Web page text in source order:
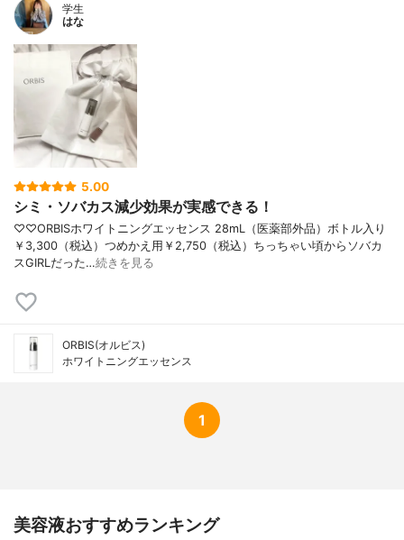
学生
はな
5.00
シミ・ソバカス減少効果が実感できる！
♡♡ORBISホワイトニングエッセンス 28mL（医薬部外品）ボトル入り
￥3,300（税込）つめかえ用￥2,750（税込）ちっちゃい頃からソバカ
スGIRLだった…続きを見る
ORBIS(オルビス)
ホワイトニングエッセンス
1
美容液おすすめランキング